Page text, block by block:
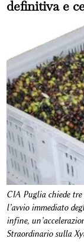
definitiva e
CIA Puglia chiede
l’avvio immediato
infine,
Straordinario sulla